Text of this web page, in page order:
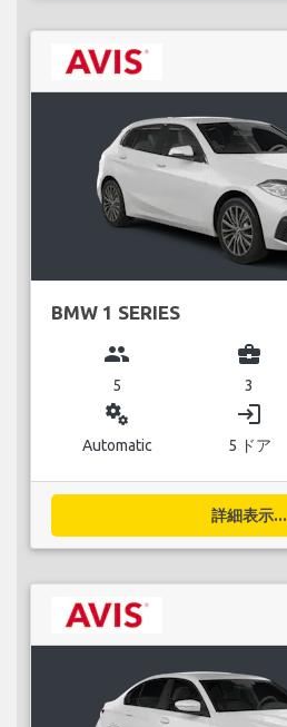
BMW 1 SERIES
group
5
business_center
3
miscellaneous_services
Automatic
login
5 ドア
詳細表示...